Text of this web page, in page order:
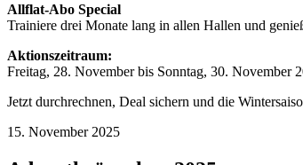
Allflat-Abo Special
Trainiere drei Monate lang in allen Hallen und
Aktionszeitraum:
Freitag, 28. November bis Sonntag, 30. November
Jetzt durchrechnen, Deal sichern und die
15. November 2025